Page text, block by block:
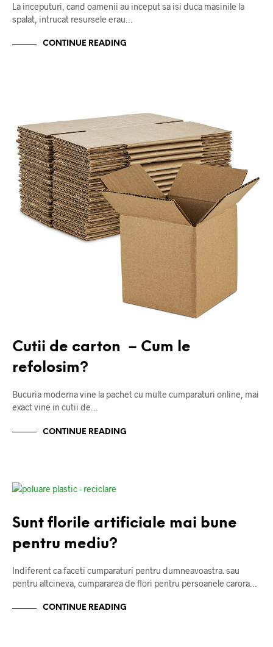
La inceputuri, cand oamenii au inceput sa isi duca masinile la
spalat, intrucat resursele erau…
CONTINUE READING
Cutii de carton – Cum le
refolosim?
Bucuria moderna vine la pachet cu multe cumparaturi online, mai
exact vine in cutii de…
CONTINUE READING
Sunt florile artificiale mai bune
pentru mediu?
Indiferent ca faceti cumparaturi pentru dumneavoastra. sau
pentru altcineva, cumpararea de flori pentru persoanele carora…
CONTINUE READING